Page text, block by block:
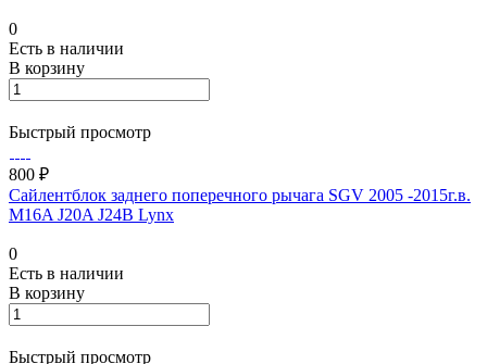
0
Есть в наличии
В корзину
Быстрый просмотр
800 ₽
Сайлентблок заднего поперечного рычага SGV 2005 -2015г.в.
M16A J20A J24B Lynx
0
Есть в наличии
В корзину
Быстрый просмотр